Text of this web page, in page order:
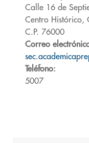
Calle 16 de
Centro Histórico,
C.P. 76000
Correo
Teléfono:
5007